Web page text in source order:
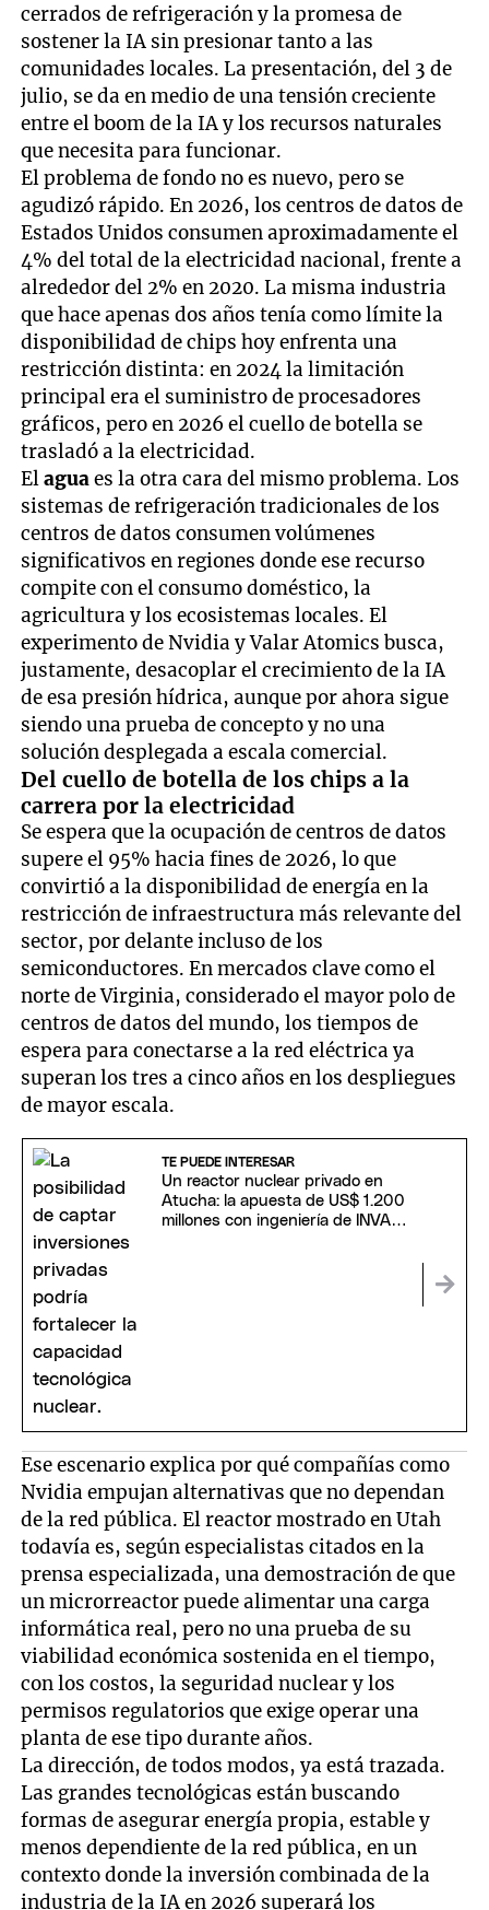
cerrados de refrigeración y la promesa de
sostener la IA sin presionar tanto a las
comunidades locales. La presentación, del 3 de
julio, se da en medio de una tensión creciente
entre el boom de la IA y los recursos naturales
que necesita para funcionar.
El problema de fondo no es nuevo, pero se
agudizó rápido. En 2026, los centros de datos de
Estados Unidos consumen aproximadamente el
4% del total de la electricidad nacional, frente a
alrededor del 2% en 2020. La misma industria
que hace apenas dos años tenía como límite la
disponibilidad de chips hoy enfrenta una
restricción distinta: en 2024 la limitación
principal era el suministro de procesadores
gráficos, pero en 2026 el cuello de botella se
trasladó a la electricidad.
Elaguaes la otra cara del mismo problema. Los
sistemas de refrigeración tradicionales de los
centros de datos consumen volúmenes
significativos en regiones donde ese recurso
compite con el consumo doméstico, la
agricultura y los ecosistemas locales. El
experimento de Nvidia y Valar Atomics busca,
justamente, desacoplar el crecimiento de la IA
de esa presión hídrica, aunque por ahora sigue
siendo una prueba de concepto y no una
solución desplegada a escala comercial.
Del cuello de botella de los chips a la
carrera por la electricidad
Se espera que la ocupación de centros de datos
supere el 95% hacia fines de 2026, lo que
convirtió a la disponibilidad de energía en la
restricción de infraestructura más relevante del
sector, por delante incluso de los
semiconductores. En mercados clave como el
norte de Virginia, considerado el mayor polo de
centros de datos del mundo, los tiempos de
espera para conectarse a la red eléctrica ya
superan los tres a cinco años en los despliegues
de mayor escala.
TE PUEDE INTERESAR
Un reactor nuclear privado en
Atucha: la apuesta de US$ 1.200
millones con ingeniería de INVAP
Ese escenario explica por qué compañías como
Nvidia empujan alternativas que no dependan
de la red pública. El reactor mostrado en Utah
todavía es, según especialistas citados en la
prensa especializada, una demostración de que
un microrreactor puede alimentar una carga
informática real, pero no una prueba de su
viabilidad económica sostenida en el tiempo,
con los costos, la seguridad nuclear y los
permisos regulatorios que exige operar una
planta de ese tipo durante años.
La dirección, de todos modos, ya está trazada.
Las grandes tecnológicas están buscando
formas de asegurar energía propia, estable y
menos dependiente de la red pública, en un
contexto donde la inversión combinada de la
industria de la IA en 2026 superará los